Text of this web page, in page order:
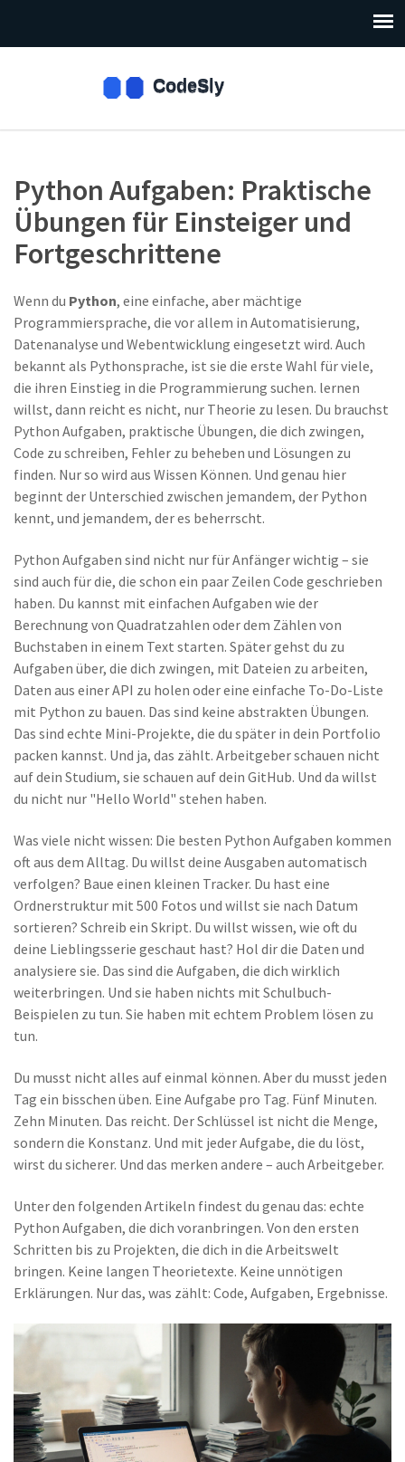
Python Aufgaben: Praktische
Übungen für Einsteiger und
Fortgeschrittene
Wenn du Python, eine einfache, aber mächtige
Programmiersprache, die vor allem in Automatisierung,
Datenanalyse und Webentwicklung eingesetzt wird. Auch
bekannt als Pythonsprache, ist sie die erste Wahl für viele,
die ihren Einstieg in die Programmierung suchen. lernen
willst, dann reicht es nicht, nur Theorie zu lesen. Du brauchst
Python Aufgaben, praktische Übungen, die dich zwingen,
Code zu schreiben, Fehler zu beheben und Lösungen zu
finden. Nur so wird aus Wissen Können. Und genau hier
beginnt der Unterschied zwischen jemandem, der Python
kennt, und jemandem, der es beherrscht.
Python Aufgaben sind nicht nur für Anfänger wichtig – sie
sind auch für die, die schon ein paar Zeilen Code geschrieben
haben. Du kannst mit einfachen Aufgaben wie der
Berechnung von Quadratzahlen oder dem Zählen von
Buchstaben in einem Text starten. Später gehst du zu
Aufgaben über, die dich zwingen, mit Dateien zu arbeiten,
Daten aus einer API zu holen oder eine einfache To-Do-Liste
mit Python zu bauen. Das sind keine abstrakten Übungen.
Das sind echte Mini-Projekte, die du später in dein Portfolio
packen kannst. Und ja, das zählt. Arbeitgeber schauen nicht
auf dein Studium, sie schauen auf dein GitHub. Und da willst
du nicht nur "Hello World" stehen haben.
Was viele nicht wissen: Die besten Python Aufgaben kommen
oft aus dem Alltag. Du willst deine Ausgaben automatisch
verfolgen? Baue einen kleinen Tracker. Du hast eine
Ordnerstruktur mit 500 Fotos und willst sie nach Datum
sortieren? Schreib ein Skript. Du willst wissen, wie oft du
deine Lieblingsserie geschaut hast? Hol dir die Daten und
analysiere sie. Das sind die Aufgaben, die dich wirklich
weiterbringen. Und sie haben nichts mit Schulbuch-
Beispielen zu tun. Sie haben mit echtem Problem lösen zu
tun.
Du musst nicht alles auf einmal können. Aber du musst jeden
Tag ein bisschen üben. Eine Aufgabe pro Tag. Fünf Minuten.
Zehn Minuten. Das reicht. Der Schlüssel ist nicht die Menge,
sondern die Konstanz. Und mit jeder Aufgabe, die du löst,
wirst du sicherer. Und das merken andere – auch Arbeitgeber.
Unter den folgenden Artikeln findest du genau das: echte
Python Aufgaben, die dich voranbringen. Von den ersten
Schritten bis zu Projekten, die dich in die Arbeitswelt
bringen. Keine langen Theorietexte. Keine unnötigen
Erklärungen. Nur das, was zählt: Code, Aufgaben, Ergebnisse.